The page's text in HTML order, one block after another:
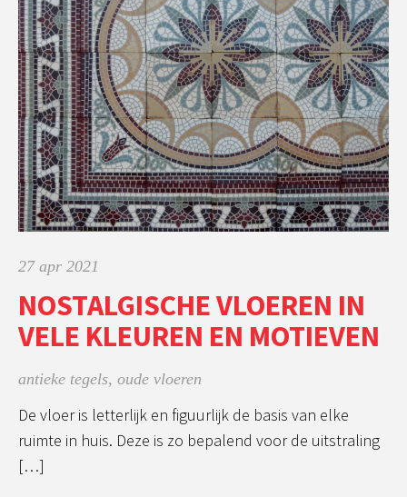
27 apr 2021
NOSTALGISCHE VLOEREN IN
VELE KLEUREN EN MOTIEVEN
antieke tegels, oude vloeren
De vloer is letterlijk en figuurlijk de basis van elke
ruimte in huis. Deze is zo bepalend voor de uitstraling
[…]